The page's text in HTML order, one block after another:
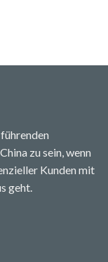
zu sein, wenn
Kunden mit
geht.